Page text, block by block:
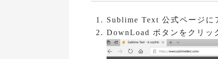
Sublime Text 公式ページ
DownLoad ボタンをクリッ